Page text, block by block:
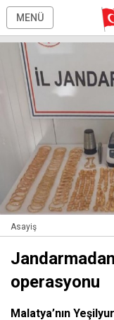
MENÜ
Asayiş
operasyonu
Malatya’nın